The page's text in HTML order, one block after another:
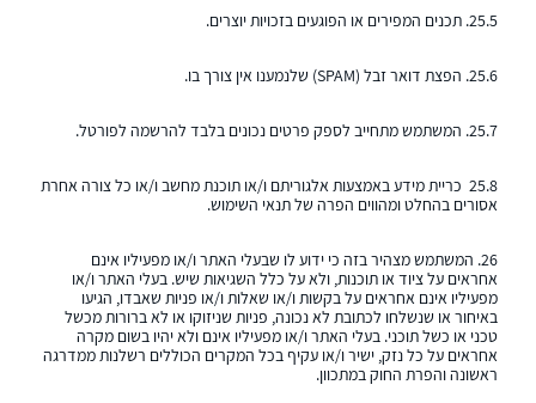
25.5. תכנים המפירים או הפוגעים בזכויות יוצרים.
25.6. הפצת דואר זבל ( SPAM) שלנמענו אין צורך בו.
25.7. המשתמש מתחייב לספק פרטים נכונים בלבד להרשמה לפורטל.
25.8 כריית מידע באמצעות אלגוריתם ו/או תוכנת מחשב ו/או כל צורה אחרת
אסורים בהחלט ומהווים הפרה של תנאי השימוש.
26. המשתמש מצהיר בזה כי ידוע לו שבעלי האתר ו/או מפעיליו אינם
אחראים על ציוד או תוכנות, ולא על כלל השגיאות שיש. בעלי האתר ו/או
מפעיליו אינם אחראים על בקשות ו/או שאלות ו/או פניות שאבדו, הגיעו
באיחור או שנשלחו לכתובת לא נכונה, פניות שניזוקו או לא ברורות מכשל
טכני או כשל תוכני. בעלי האתר ו/או מפעיליו אינם ולא יהיו בשום מקרה
אחראים על כל נזק, ישיר ו/או עקיף בכל המקרים הכוללים רשלנות ממדרגה
ראשונה והפרת החוק במתכוון.